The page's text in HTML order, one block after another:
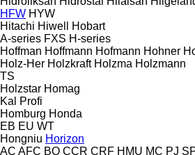
HFW HYW
Hitachi Hiwell
Hobart
A-series FXS H-series
Hoffman Hoffmann Hofmann Hohner
Holz-Her Holzkraft Holzma Holzmann
TS
Holzstar Homag
Kal
Profi
Homburg Honda
EB EU WT
Hongniu Horizon
AC AFC BQ CCR CRF HMU MC PJ